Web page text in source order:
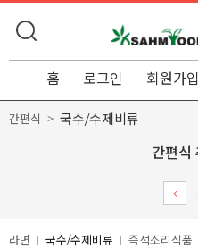
홈 로그인 회원가입
간편식 국수/수제비류
간편식
라면 국수/수제비류 즉석조리식품